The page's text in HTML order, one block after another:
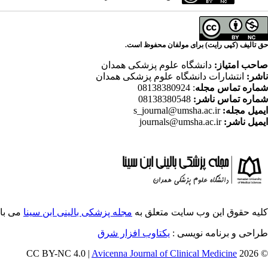
حق تالیف (کپی رایت) برای مولفان محفوظ است.
صاحب امتیاز: دانشگاه علوم پزشکی همدان
ناشر: انتشارات دانشگاه علوم پزشکی همدان
شماره تماس مجله: 08138380924
شماره تماس ناشر:
ایمیل مجله: s_journal@umsha.ac.ir
ایمیل ناشر: journals@umsha.ac.ir
کلیه حقوق این وب سایت متعلق به مجله پزشکی بالینی ابن سینا می
طراحی و برنامه نویسی : یکتاوب افزار شرق
© 2026 CC BY-NC 4.0 |
Avicenna Journal of Clinical Medicine